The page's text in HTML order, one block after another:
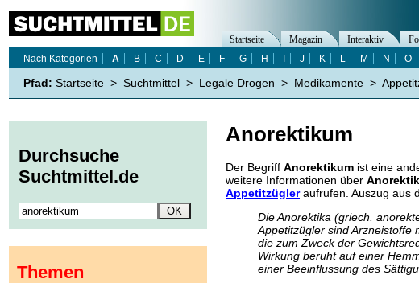
Anorektikum
Der Begriff Anorektikum ist eine
weitere Informationen über
Appetitzügleraufrufen. Auszug aus
Die Anorektika (griech.
Appetitzügler sind Arzneistoffe
die zum Zweck der
Wirkung beruht auf einer
einer Beeinflussung des
Startseite Magazin Interaktiv
Nach Kategorien
A B C D E F G H J K L M N O
Pfad: Startseite > Suchtmittel > Legale Drogen > Medikamente >
Durchsuche
Suchtmittel.de
Themen